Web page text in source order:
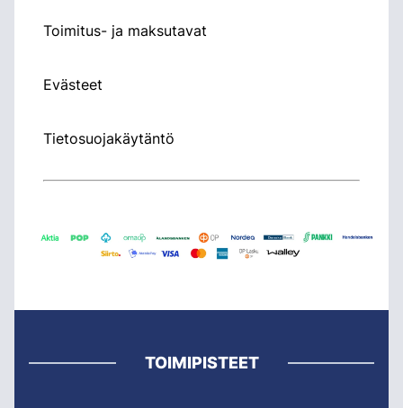
Toimitus- ja maksutavat
Evästeet
Tietosuojakäytäntö
TOIMIPISTEET